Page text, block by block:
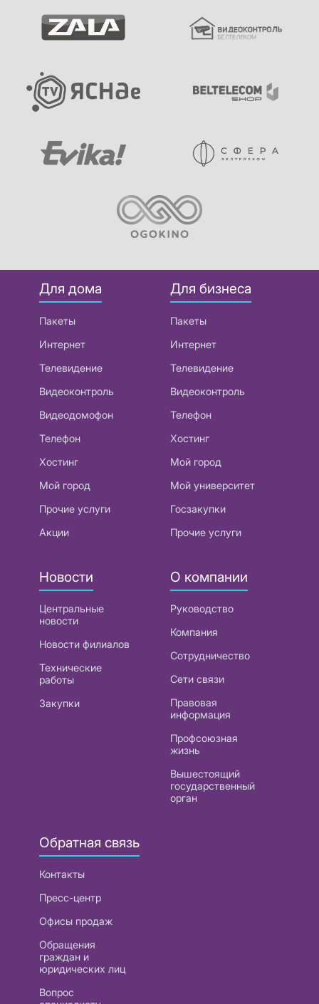
Для дома
Пакеты
Интернет
Телевидение
Видеоконтроль
Видеодомофон
Телефон
Хостинг
Мой город
Прочие услуги
Акции
Для бизнеса
Пакеты
Интернет
Телевидение
Видеоконтроль
Телефон
Хостинг
Мой город
Мой университет
Госзакупки
Прочие услуги
Новости
Центральные
новости
Новости филиалов
Технические
работы
Закупки
О компании
Руководство
Компания
Сотрудничество
Сети связи
Правовая
информация
Профсоюзная
жизнь
Вышестоящий
государственный
орган
Обратная связь
Контакты
Пресс-центр
Офисы продаж
Обращения
граждан и
юридических лиц
Вопрос